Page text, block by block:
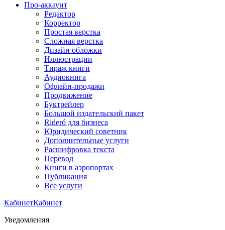
Про-аккаунт
Редактор
Корректор
Простая верстка
Сложная верстка
Дизайн обложки
Иллюстрации
Тираж книги
Аудиокнига
Офлайн-продажи
Продвижение
Буктрейлер
Большой издательский пакет
Rideró для бизнеса
Юридический советник
Дополнительные услуги
Расшифровка текста
Перевод
Книги в аэропортах
Публикация
Все услуги
КабинетКабинет
Уведомления